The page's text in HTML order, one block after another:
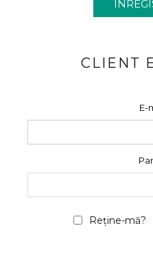
CLIENT
E-
Reține-mă?